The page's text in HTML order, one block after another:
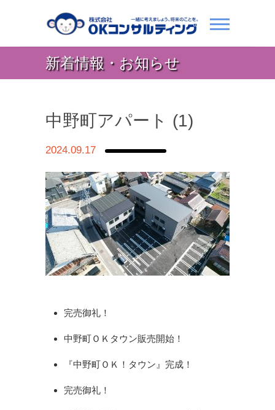
新着情報・お知らせ
中野町アパート (1)
2024.09.17
完売御礼！
中野町ＯＫタウン販売開始！
『中野町ＯＫ！タウン』完成！
完売御礼！